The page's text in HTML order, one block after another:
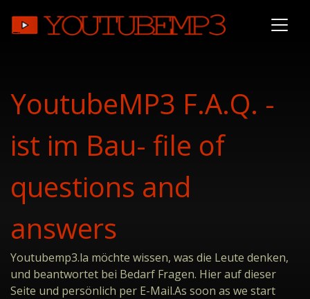
YoutubeMP3 F.A.Q. -
ist im Bau- file of
questions and
answers
Youtubemp3.la möchte wissen, was die Leute denken,
und beantwortet bei Bedarf Fragen. Hier auf dieser
Seite und persönlich per E-Mail.As soon as we start